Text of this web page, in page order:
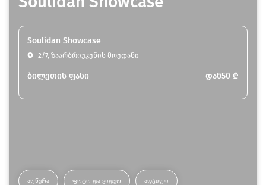
Soulidan Showcase
2/7, ზაარბრიუკენის მოედანი
ბილეთის ფასი დან50 ₾
ᲐᲦᲬᲔᲠᲐ ᲤᲝᲢᲝ ᲓᲐ ᲕᲘᲓᲔᲝ ᲐᲓᲒᲘᲚᲘ